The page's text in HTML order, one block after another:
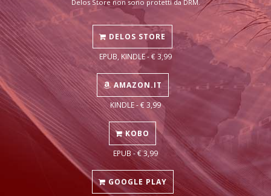
Delos Store non sono protetti da DRM.
DELOS STORE
EPUB, KINDLE - € 3,99
AMAZON.IT
KINDLE - € 3,99
KOBO
EPUB - € 3,99
GOOGLE PLAY